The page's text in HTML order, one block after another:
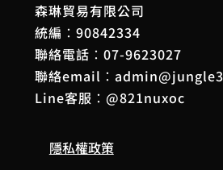
森琳貿易有限公司
統編：90842334
聯絡電話： 07-9623027
聯絡email：
Line客服： @821nuxoc
隱私權政策